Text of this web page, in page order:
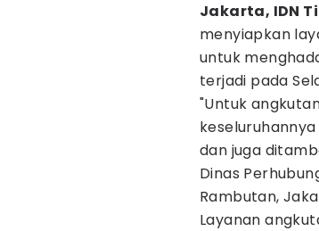
Jakarta, IDN
menyiapkan
untuk
terjadi pada
"Untuk
dan juga
Dinas
Rambutan,
Layanan